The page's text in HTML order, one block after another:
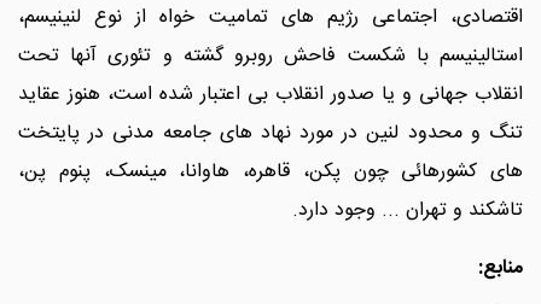
اقتصادی، اجتماعی رژیم های تمامیت خواه از نوع لنینیسم،
استالینیسم با شکست فاحش روبرو گشته و تئوری آنها تحت
انقلاب جهانی و یا صدور انقلاب بی اعتبار شده است، هنوز عقاید
تنگ و محدود لنین در مورد نهاد های جامعه مدنی در پایتخت
های کشورهائی چون پکن، قاهره، هاوانا، مینسک، پنوم پن،
تاشکند و تهران ... وجود دارد.
منابع: